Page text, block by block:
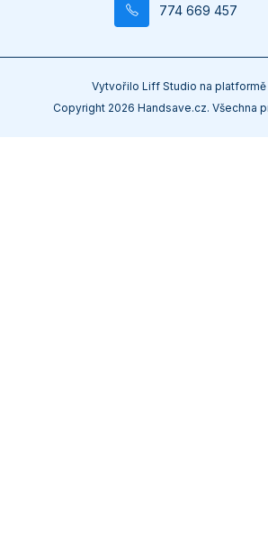
774 669 457
Vytvořilo Liff Studio na platformě
Copyright 2026 Handsave.cz. Všechna